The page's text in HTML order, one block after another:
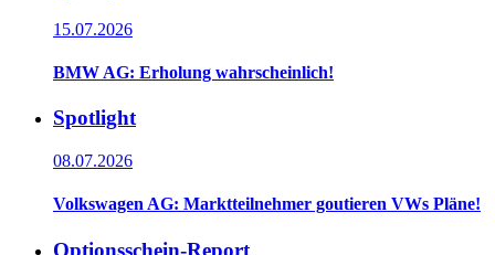
15.07.2026
BMW AG: Erholung wahrscheinlich!
Spotlight
08.07.2026
Volkswagen AG: Marktteilnehmer goutieren VWs Pläne!
Optionsschein-Report